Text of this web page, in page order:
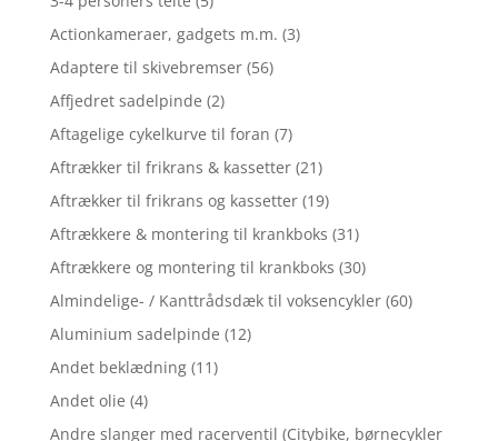
Actionkameraer, gadgets m.m. (3)
Adaptere til skivebremser (56)
Affjedret sadelpinde (2)
Aftagelige cykelkurve til foran (7)
Aftrækker til frikrans & kassetter (21)
Aftrækker til frikrans og kassetter (19)
Aftrækkere & montering til krankboks (31)
Aftrækkere og montering til krankboks (30)
Almindelige- / Kanttrådsdæk til voksencykler (60)
Aluminium sadelpinde (12)
Andet beklædning (11)
Andet olie (4)
Andre slanger med racerventil (Citybike, børnecykler